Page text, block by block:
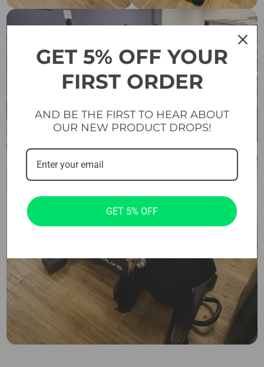
GET 5% OFF YOUR
FIRST ORDER
AND BE THE FIRST TO HEAR ABOUT
OUR NEW PRODUCT DROPS!
GET 5% OFF